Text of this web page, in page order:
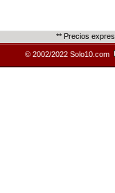
** Precios
© 2002/2022 Solo10.com